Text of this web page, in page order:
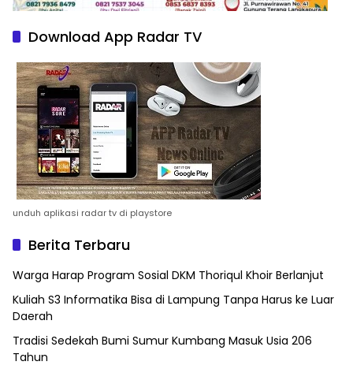
Download App Radar TV
unduh aplikasi radar tv di playstore
Berita Terbaru
Warga Harap Program Sosial DKM Thoriqul Khoir Berlanjut
Kuliah S3 Informatika Bisa di Lampung Tanpa Harus ke Luar
Daerah
Tradisi Sedekah Bumi Sumur Kumbang Masuk Usia 206
Tahun